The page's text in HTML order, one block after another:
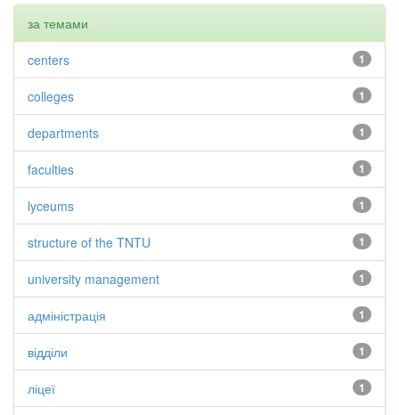
за темами
1
centers
1
colleges
1
departments
1
faculties
1
lyceums
1
structure of the TNTU
1
university management
1
адміністрація
1
відділи
1
ліцеї